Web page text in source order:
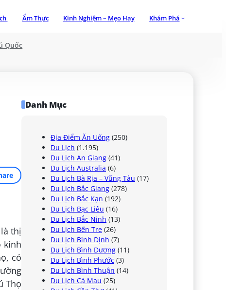
Ẩm Thực Kinh Nghiệm – Mẹo Hay Khám Phá
Quốc
thị
kinh
có
Thọ
Danh Mục
Địa Điểm Ăn Uống (250)
Du Lịch (1.195)
Du Lịch An Giang (41)
Du Lịch Australia (6)
Du Lịch Bà Rịa – Vũng Tàu (17)
Du Lịch Bắc Giang (278)
Du Lịch Bắc Kạn (192)
Du Lịch Bạc Liêu (16)
Du Lịch Bắc Ninh (13)
Du Lịch Bến Tre (26)
Du Lịch Bình Định (7)
Du Lịch Bình Dương (11)
Du Lịch Bình Phước (3)
Du Lịch Bình Thuận (14)
Du Lịch Cà Mau (25)